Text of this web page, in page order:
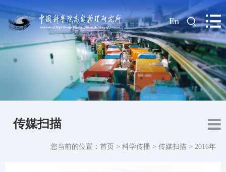
| En
传媒扫描
您当前的位置： 首页 > 科学传播 > 传媒扫描 > 2016年